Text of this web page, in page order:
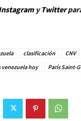
yTwitter
clasificación CNV
hoy París Saint-